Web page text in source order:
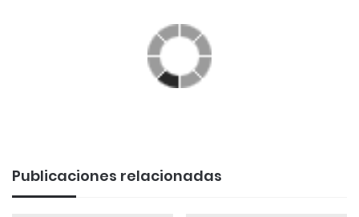
Publicaciones relacionadas